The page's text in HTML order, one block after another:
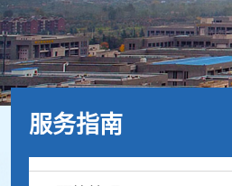
服务指南